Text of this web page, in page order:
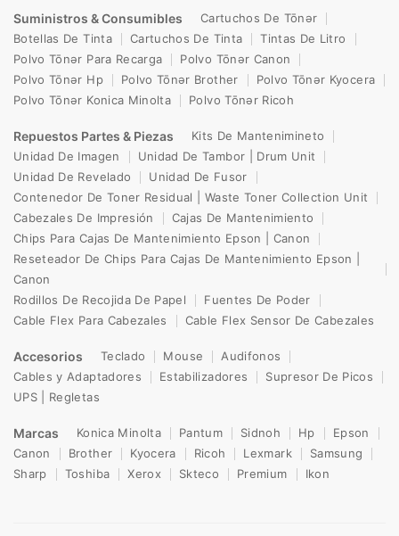
Suministros & Consumibles
Cartuchos De Tōnər
Botellas De Tinta
Cartuchos De Tinta
Tintas De Litro
Polvo Tōnər Para Recarga
Polvo Tōnər Canon
Polvo Tōnər Hp
Polvo Tōnər Brother
Polvo Tōnər Kyocera
Polvo Tōnər Konica Minolta
Polvo Tōnər Ricoh
Repuestos Partes & Piezas
Kits De Mantenimineto
Unidad De Imagen
Unidad De Tambor | Drum Unit
Unidad De Revelado
Unidad De Fusor
Contenedor De Toner Residual | Waste Toner Collection Unit
Cabezales De Impresión
Cajas De Mantenimiento
Chips Para Cajas De Mantenimiento Epson | Canon
Reseteador De Chips Para Cajas De Mantenimiento Epson |
Canon
Rodillos De Recojida De Papel
Fuentes De Poder
Cable Flex Para Cabezales
Cable Flex Sensor De Cabezales
Accesorios Teclado Mouse
Audifonos
Cables y Adaptadores
Estabilizadores
Supresor De Picos
UPS | Regletas
Marcas Konica Minolta Pantum Sidnoh Hp
Epson
Canon
Brother Kyocera Ricoh Lexmark
Samsung
Sharp
Toshiba Xerox Skteco Premium Ikon